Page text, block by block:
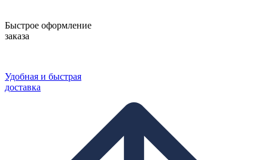
Быстрое оформление
заказа
Удобная и быстрая
доставка